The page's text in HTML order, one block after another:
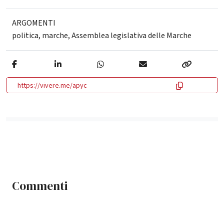
ARGOMENTI
politica, marche,Assemblea legislativa delle Marche
https://vivere.me/apyc
Commenti